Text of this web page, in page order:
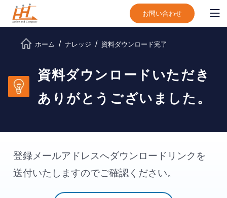
お問い合わせ
ホーム ナレッジ 資料ダウンロード完了
資料ダウンロードいただき
ありがとうございました。
登録メールアドレスへダウンロードリンクを
送付いたしますのでご確認ください。